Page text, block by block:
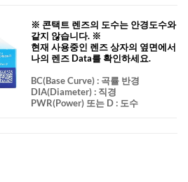
※ 콘택트 렌즈의 도수는 안경도수와
같지 않습니다. ※
현재 사용중인 렌즈 상자의 옆면에서
나의 렌즈 Data를 확인하세요.
BC(Base Curve): 곡률 반경
DIA(Diameter) : 직경
PWR(Power) 또는 D : 도수